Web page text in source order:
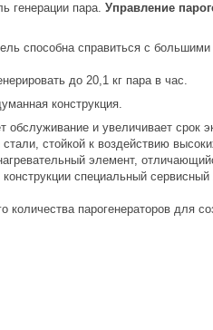
генерации пара. Управление
способна справиться с
до 20,1 кг пара в час.
конструкция.
и увеличивает срок
стойкой к воздействию
элемент,
специальный
количества парогенераторов для